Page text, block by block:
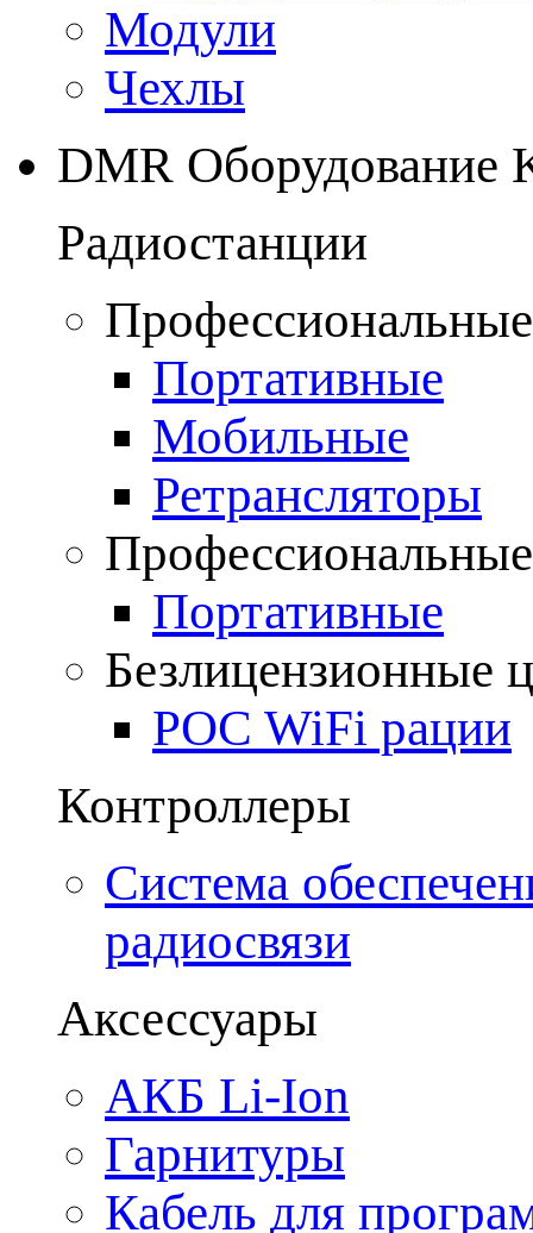
Модули
Чехлы
DMR Оборудование
Радиостанции
Портативные
Мобильные
Ретрансляторы
Портативные
Безлицензионные
POC WiFi рации
Контроллеры
Система
радиосвязи
Аксессуары
АКБ Li-Ion
Гарнитуры
Кабель для